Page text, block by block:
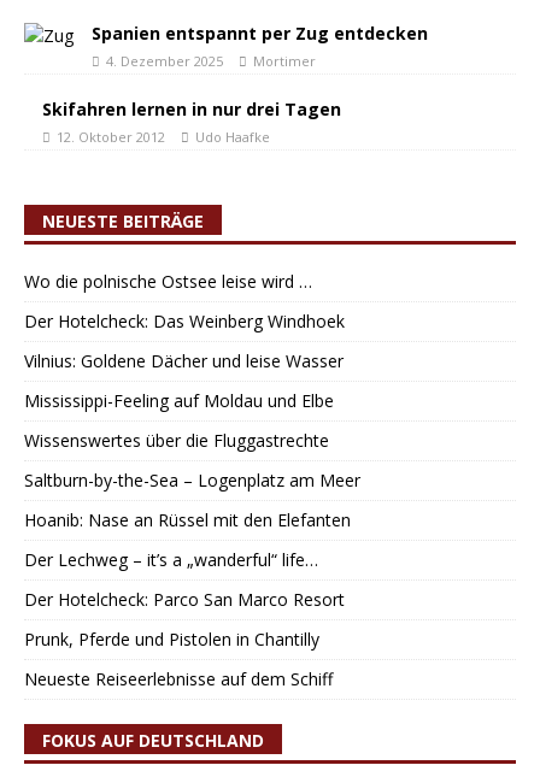
Spanien entspannt per Zug entdecken
4. Dezember 2025 Mortimer
Skifahren lernen in nur drei Tagen
12. Oktober 2012 Udo Haafke
NEUESTE BEITRÄGE
Wo die polnische Ostsee leise wird …
Der Hotelcheck: Das Weinberg Windhoek
Vilnius: Goldene Dächer und leise Wasser
Mississippi-Feeling auf Moldau und Elbe
Wissenswertes über die Fluggastrechte
Saltburn-by-the-Sea – Logenplatz am Meer
Hoanib: Nase an Rüssel mit den Elefanten
Der Lechweg – it’s a „wanderful“ life…
Der Hotelcheck: Parco San Marco Resort
Prunk, Pferde und Pistolen in Chantilly
Neueste Reiseerlebnisse auf dem Schiff
FOKUS AUF DEUTSCHLAND